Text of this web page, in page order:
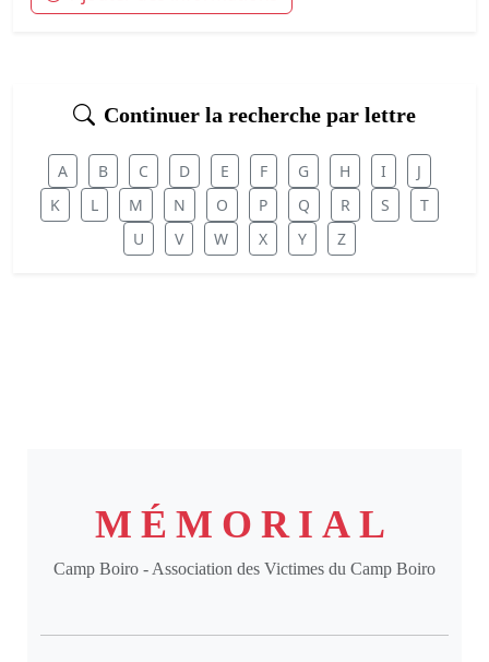
Continuer la recherche par lettre
A B C D E F G H I
J
K
L M N O P Q R S
T
U
V W X Y Z
MÉMORIAL
Camp Boiro - Association des Victimes du Camp Boiro